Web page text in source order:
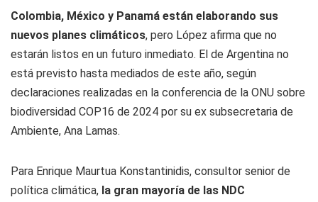
Colombia, México y Panamá están elaborando sus
nuevos planes climáticos, pero López afirma que no
estarán listos en un futuro inmediato. El de Argentina no
está previsto hasta mediados de este año, según
declaraciones realizadas en la conferencia de la ONU sobre
biodiversidad COP16 de 2024 por su ex subsecretaria de
Ambiente, Ana Lamas.
Para Enrique Maurtua Konstantinidis, consultor senior de
política climática, la gran mayoría de las NDC